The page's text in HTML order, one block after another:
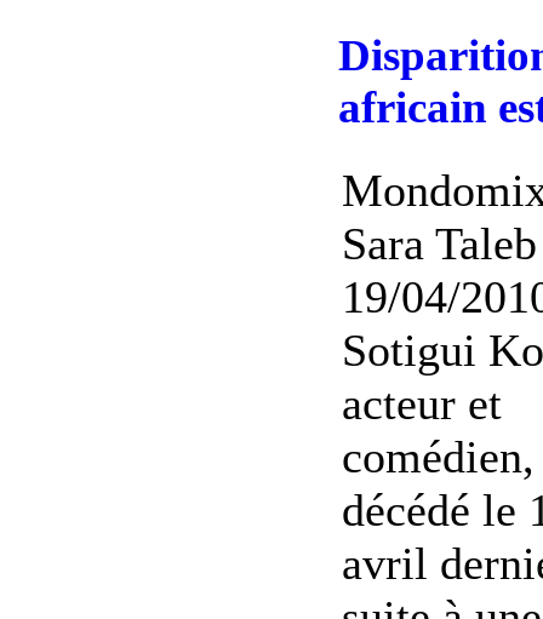
africain
Sara
19/04/
Sotigui
acteur et
décédé le
avril